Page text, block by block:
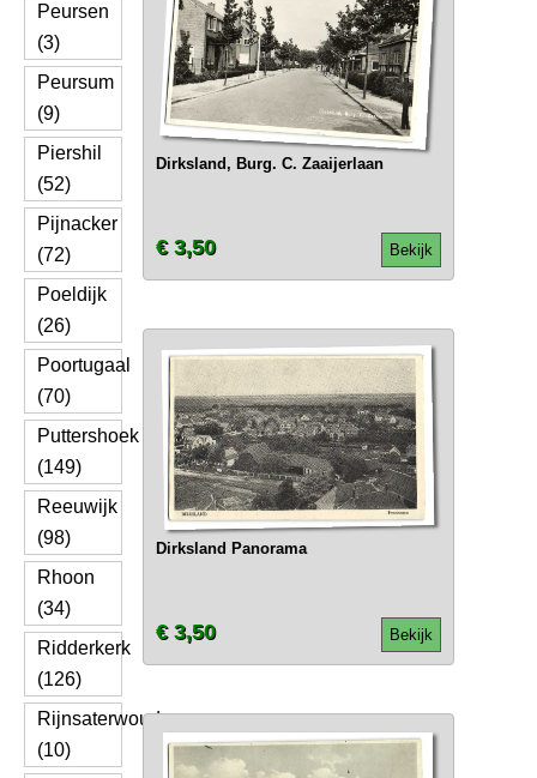
Peursen
(3)
Peursum
(9)
Piershil
(52)
Pijnacker
(72)
Poeldijk
(26)
Poortugaal
(70)
Puttershoek
(149)
Reeuwijk
(98)
Rhoon
(34)
Ridderkerk
(126)
Rijnsaterwoude
(10)
Dirksland, Burg. C. Zaaijerlaan
Bekijk
€ 3,50
Dirksland Panorama
Bekijk
€ 3,50